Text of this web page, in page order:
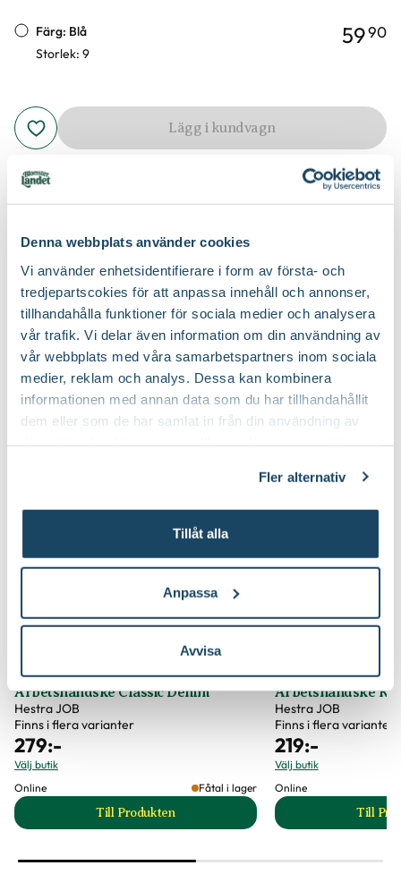
Denna webbplats använder cookies
Vi använder enhetsidentifierare i form av första- och
tredjepartscokies för att anpassa innehåll och annonser,
tillhandahålla funktioner för sociala medier och analysera
vår trafik. Vi delar även information om din användning av
vår webbplats med våra samarbetspartners inom sociala
medier, reklam och analys. Dessa kan kombinera
informationen med annan data som du har tillhandahållit
dem eller som de har samlat in från din användning av
Fler alternativ
Tillåt alla
Anpassa
Avvisa
Färg: Blå
Storlek: 9
5990
Lägg i kundvagn
Tillgängliga leveransalternativ:
Butiksleverans, PostNord Ombud,
PostNord Varubrev, PostNord Hemleverans Pall, PostNord
Hemleverans Paket
Produktinformation
Lämplig för trädgårdsarbete där finmotorik krävs. Tvättbar.
Produktspecifikation
Material Latexdoppad nylon
Art nr 188691
Du kanske också gillar
Arbetshandske Classic Denim
Hestra JOB
Finns i flera varianter
279:-
Välj butik
Online
Fåtal i lager
Till Produkten
till Arbetshandske Classic Denim produktsida
Arbetshandske
Hestra JOB
Finns i flera varianter
219:-
Välj butik
Online
Till